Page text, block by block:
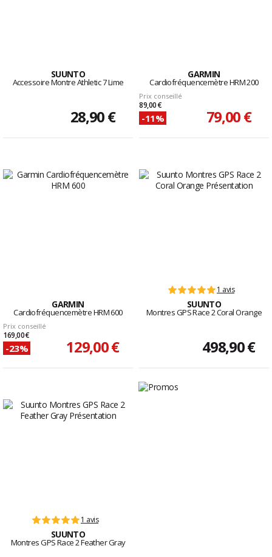
SUUNTO
Accessoire Montre Athletic 7 Lime
28,90 €
GARMIN
Cardiofréquencemètre HRM 200
Prix conseillé
89,00 €
-11% 79,00 €
GARMIN
Cardiofréquencemètre HRM 600
Prix conseillé
169,00 €
-23% 129,00 €
1 avis
SUUNTO
Montres GPS Race 2 Coral Orange
498,90 €
1 avis
SUUNTO
Montres GPS Race 2 Feather Gray